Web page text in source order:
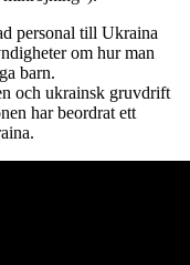
personal till Ukraina
om hur man
barn.
och ukrainsk gruvdrift
har beordrat ett